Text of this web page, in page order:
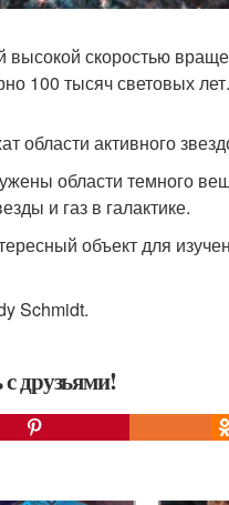
высокой скоростью
100 тысяч световых лет.
области активного
области темного
и газ в галактике.
объект для
Schmidt.
друзьями!